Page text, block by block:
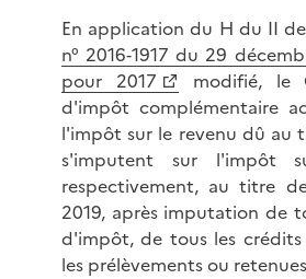
En application du H du II
n° 2016‑1917 du 29
pour 2017
modifié, le
d'impôt complémentaire
l'impôt sur le revenu dû au
s'imputent sur l'impôt
respectivement, au titre
2019, après imputation de
d'impôt, de tous les
les prélèvements ou